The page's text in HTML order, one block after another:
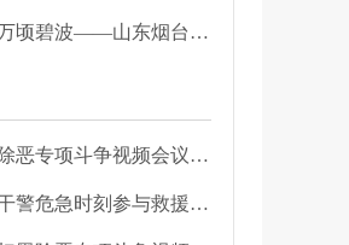
抚海上风浪，守万顷碧波——山东烟台把矛盾化解在微澜未起时
四川省深化扫黑除恶专项斗争视频会议召开 于立军出席并讲话
路遇火情，监狱干警危急时刻参与救援显身手！